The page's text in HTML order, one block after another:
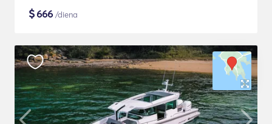
$666 /diena